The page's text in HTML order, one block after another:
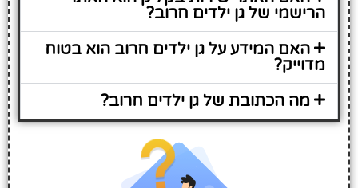
הרישמי של גן ילדים חרוב?
האם המידע על גן ילדים חרוב הוא בטוח
מדוייק?
מה הכתובת של גן ילדים חרוב?